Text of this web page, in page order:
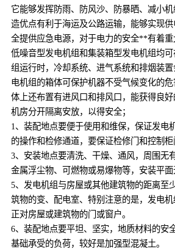
它能够发挥防雨、防风沙、防暴晒、减小
造优点有利于海运及公路运输，能够实现
全提供应急电源，对于电力的安全**有着重
低噪音型发电机组和集装箱型发电机组均
组运行时，冷却系统、进气系统和排烟装
电机组的箱体可保护机器不受气候变化的
体上还布置有进风口和排风口，能获得良
机房分开隔离安放，以得安全；
1、装配地点要便于使用和维保，保证发电
的操作和检修通道，要保证检修门和控制柜
3、安装地点要清洗、干燥、通风，周围无
金属浮尘物、可燃物或易爆物等，安装平面
5、发电机组与房屋或其他建筑物的距离至
筑物的变、配电室、特别注意的是，发电
正对房屋或建筑物的门或窗户。
6、装配地点要平坦、坚实，地质材料的安
基础承受的负荷，较好是加强型混凝土。